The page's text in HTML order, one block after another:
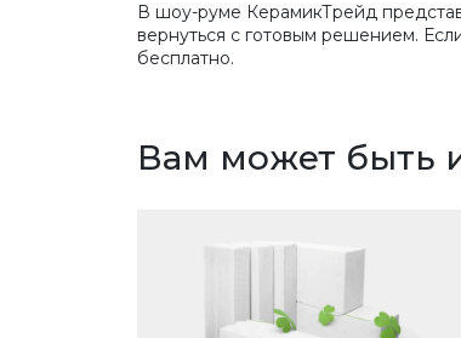
В шоу-руме КерамикТрейд
вернуться с готовым решением.
бесплатно.
Вам может быть